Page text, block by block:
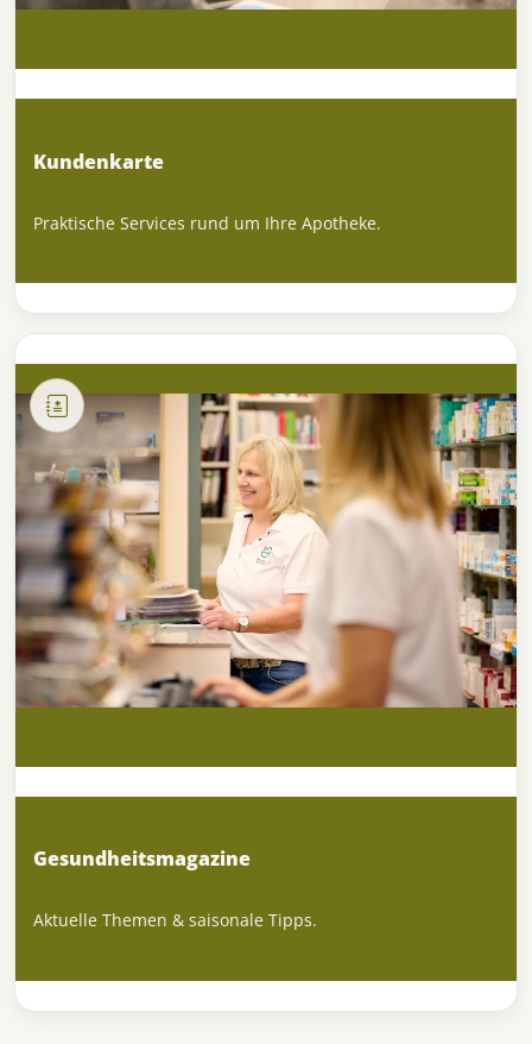
Kundenkarte
Praktische Services rund um Ihre Apotheke.
Gesundheitsmagazine
Aktuelle Themen & saisonale Tipps.